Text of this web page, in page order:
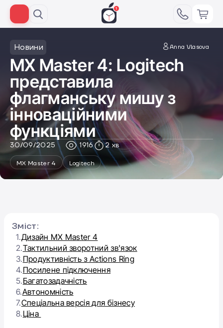
Новини Anna Vlasova
MX Master 4: Logitech
представила
флагманську мишу з
інноваційними
функціями
30/09/2025 1916 2 хв
MX Master 4 Logitech
Зміст:
1.Дизайн MX Master 4
2.Тактильний зворотний зв'язок
3.Продуктивність з Actions Ring
4.Посилене підключення
5.Багатозадачність
6.Автономність
7.Спеціальна версія для бізнесу
8.Ціна